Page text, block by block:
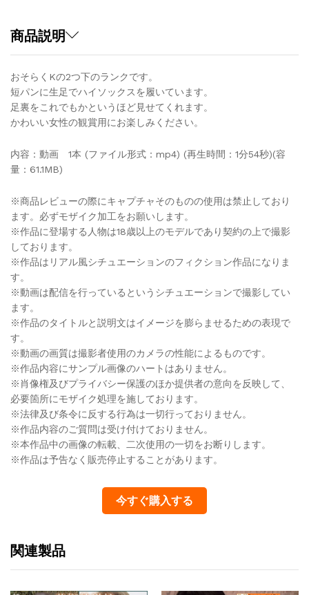
商品説明
おそらくKの2つ下のランクです。
短パンに生足でハイソックスを履いています。
足裏をこれでもかというほど見せてくれます。
かわいい女性の観賞用にお楽しみください。
内容：動画 1本 (ファイル形式：mp4) (再生時間：1分54秒)(容
量：61.1MB)
※商品レビューの際にキャプチャそのものの使用は禁止しており
ます。必ずモザイク加工をお願いします。
※作品に登場する人物は18歳以上のモデルであり契約の上で撮影
しております。
※作品はリアル風シチュエーションのフィクション作品になりま
す。
※動画は配信を行っているというシチュエーションで撮影してい
ます。
※作品のタイトルと説明文はイメージを膨らませるための表現で
す。
※動画の画質は撮影者使用のカメラの性能によるものです。
※作品内容にサンプル画像のハートはありません。
※肖像権及びプライバシー保護のほか提供者の意向を反映して、
必要箇所にモザイク処理を施しております。
※法律及び条令に反する行為は一切行っておりません。
※作品内容のご質問は受け付けておりません。
※本作品中の画像の転載、二次使用の一切をお断りします。
※作品は予告なく販売停止することがあります。
今すぐ購入する
関連製品